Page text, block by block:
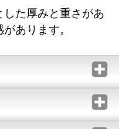
た厚みと重さがあ
あります。